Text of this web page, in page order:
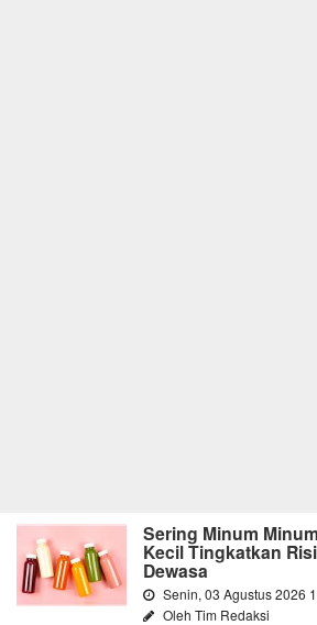
Sering Minum
Kecil Tingkatkan
Dewasa
Senin, 03 Agustus 2026
Oleh Tim Redaksi